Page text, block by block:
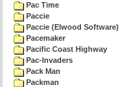
Pac Time
Paccie
Paccie (Elwood Software)
Pacemaker
Pacific Coast Highway
Pac-Invaders
Pack Man
Packman